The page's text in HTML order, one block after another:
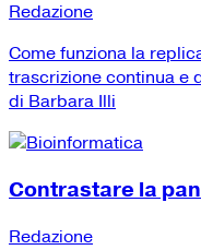
Redazione
Come funziona la
trascrizione continua e
di Barbara Illi
Contrastare la
Redazione